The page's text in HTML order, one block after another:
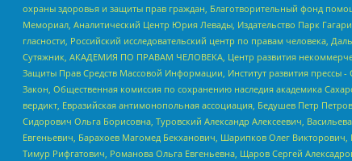
охраны здоровья и защиты прав граждан, Благотворительный фонд
Мемориал, Аналитический Центр Юрия Левады, Издательство Парк
гласности, Российский исследовательский центр по правам человека,
Сутяжник, АКАДЕМИЯ ПО ПРАВАМ ЧЕЛОВЕКА, Центр развития
Защиты Прав Средств Массовой Информации, Институт развития прессы
Закон, Общественная комиссия по сохранению наследия академика
вердикт, Евразийская антимонопольная ассоциация, Бедушев Петр
Сидорович Ольга Борисовна, Туровский Александр Алексеевич,
Евгеньевич, Барахоев Магомед Бекханович, Шарипков Олег
Тимур Рифгатович, Романова Ольга Евгеньевна, Щаров Сергей